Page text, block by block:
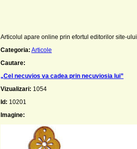
Articolul apare online prin efortul editorilor site-ului
Categoria: Articole
Cautare:
„Cel necuvios va cadea prin necuviosia lui”
Vizualizari: 1054
Id: 10201
Imagine: